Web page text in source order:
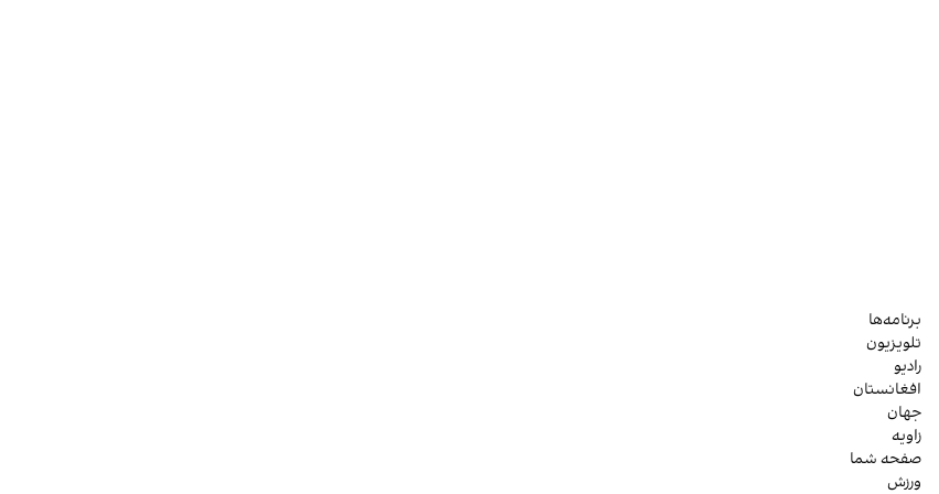
برنامه‌ها
تلویزیون
رادیو
افغانستان
جهان
زاویه
صفحه شما
ورزش